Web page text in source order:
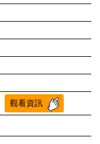
觀看資訊